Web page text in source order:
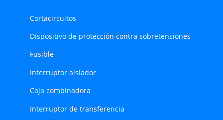
Cortacircuitos
Dispositivo de protección contra sobretensiones
Fusible
Interruptor aislador
Caja combinadora
Interruptor de transferencia